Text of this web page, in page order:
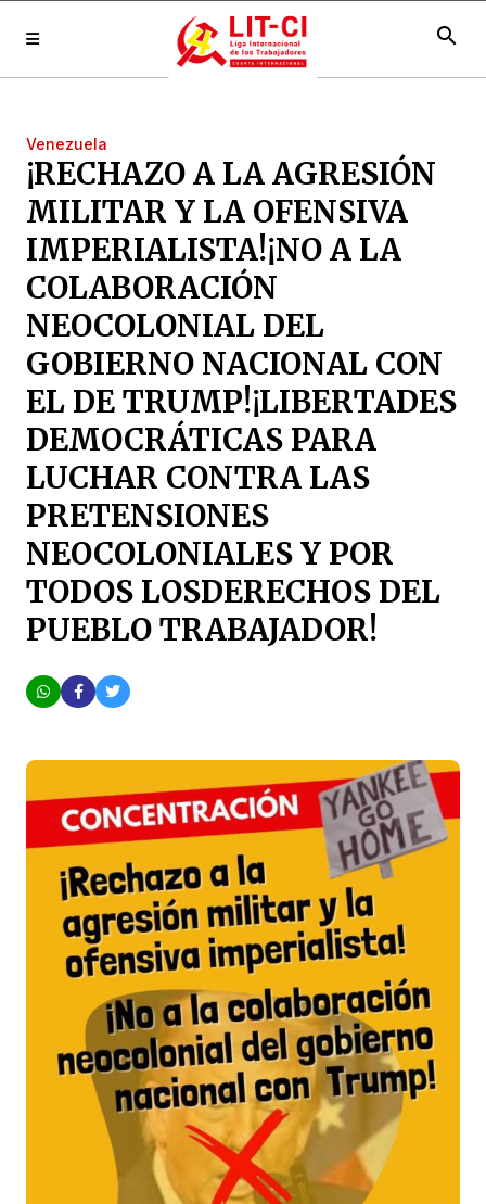
search
Venezuela
¡RECHAZO A LA AGRESIÓN
MILITAR Y LA OFENSIVA
IMPERIALISTA!¡NO A LA
COLABORACIÓN
NEOCOLONIAL DEL
GOBIERNO NACIONAL CON
EL DE TRUMP!¡LIBERTADES
DEMOCRÁTICAS PARA
LUCHAR CONTRA LAS
PRETENSIONES
NEOCOLONIALES Y POR
TODOS LOSDERECHOS DEL
PUEBLO TRABAJADOR!